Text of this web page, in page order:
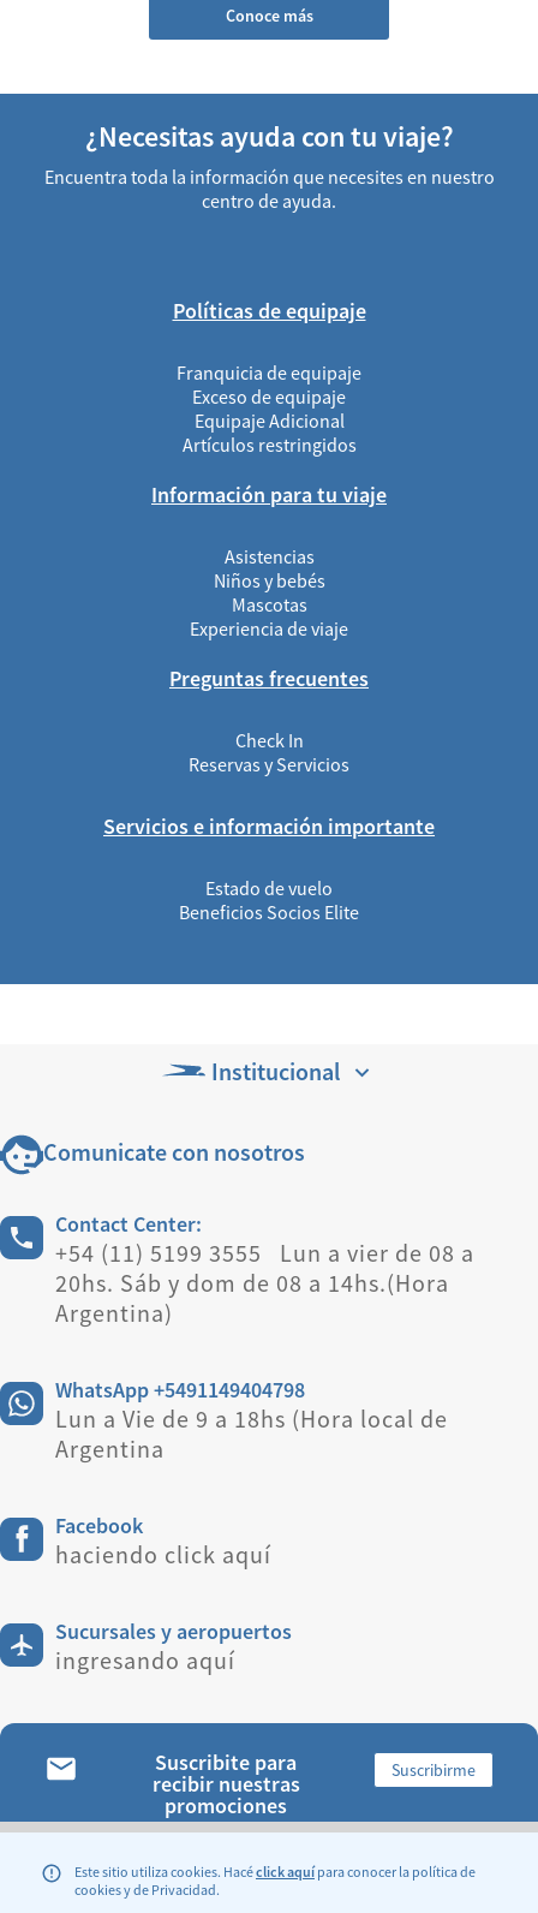
Este sitio utiliza cookies. Hacéclick aquípara conocer la política de
cookies y de Privacidad.
Conoce más
¿Necesitas ayuda con tu viaje?
Encuentra toda la información que necesites en nuestro
centro de ayuda.
Políticas de equipaje
Franquicia de equipaje
Exceso de equipaje
Equipaje Adicional
Artículos restringidos
Información para tu viaje
Asistencias
Niños y bebés
Mascotas
Experiencia de viaje
Preguntas frecuentes
Check In
Reservas y Servicios
Servicios e información importante
Estado de vuelo
Beneficios Socios Elite
Institucional
Comunicate con nosotros
Contact Center:
+54 (11) 5199 3555 Lun a vier de 08 a
20hs. Sáb y dom de 08 a 14hs.(Hora
Argentina)
WhatsApp +5491149404798
Lun a Vie de 9 a 18hs (Hora local de
Argentina
Facebook
haciendo click aquí
Sucursales y aeropuertos
ingresando aquí
Suscribite para
recibir nuestras
promociones
Suscribirme
ENCONTRANOS: